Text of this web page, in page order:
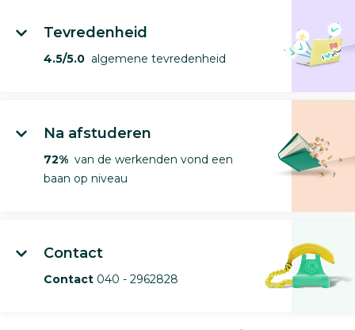
Tevredenheid
4.5/5.0 algemene tevredenheid
Na afstuderen
72% van de werkenden vond een
baan op niveau
Contact
Contact 040 - 2962828